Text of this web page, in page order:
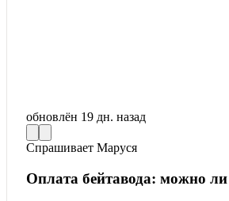
обновлён 19 дн. назад
Спрашивает Маруся
Оплата бейтавода: можно